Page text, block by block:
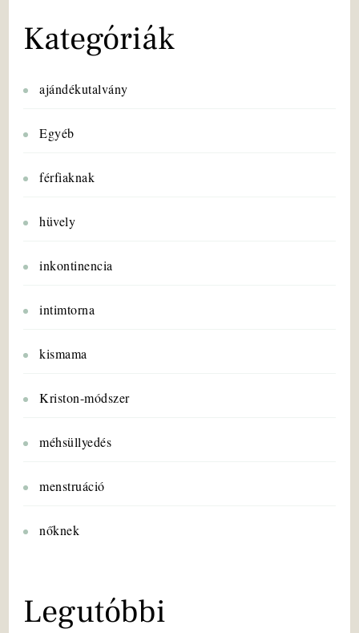
Kategóriák
ajándékutalvány
Egyéb
férfiaknak
hüvely
inkontinencia
intimtorna
kismama
Kriston-módszer
méhsüllyedés
menstruáció
nőknek
Legutóbbi